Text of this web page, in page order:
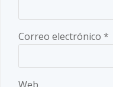
Correo electrónico *